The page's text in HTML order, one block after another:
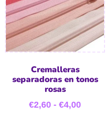
Cremalleras
separadoras en tonos
rosas
€2,60 - €4,00